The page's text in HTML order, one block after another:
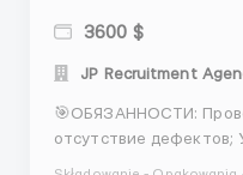
3600 $
JP Recruitment
🎯ОБЯЗАННОСТИ: Проверка брендовых вещей на
отсутствие дефектов; Упаковка новой одежды в